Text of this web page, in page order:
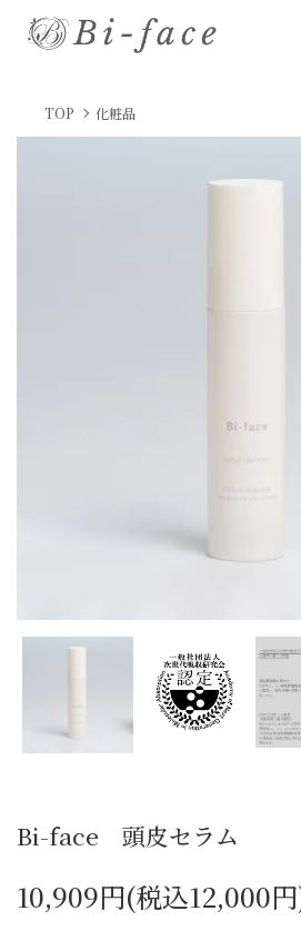
TOP 化粧品
Bi-face 頭皮セラム
10,909円(税込12,000